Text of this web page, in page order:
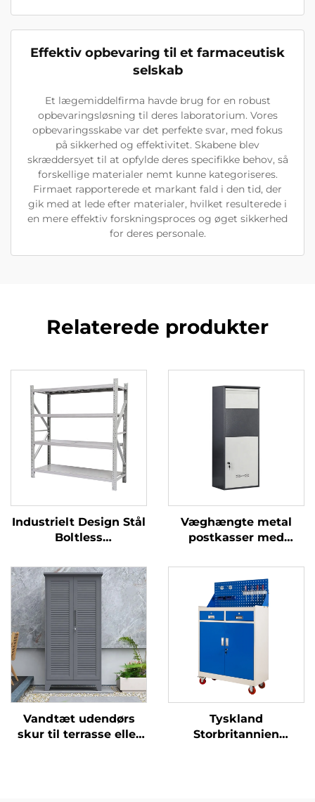
Effektiv opbevaring til et farmaceutisk
selskab
Et lægemiddelfirma havde brug for en robust
opbevaringsløsning til deres laboratorium. Vores
opbevaringsskabe var det perfekte svar, med fokus
på sikkerhed og effektivitet. Skabene blev
skræddersyet til at opfylde deres specifikke behov, så
forskellige materialer nemt kunne kategoriseres.
Firmaet rapporterede et markant fald i den tid, der
gik med at lede efter materialer, hvilket resulterede i
en mere effektiv forskningsproces og øget sikkerhed
for deres personale.
Relaterede produkter
Industrielt Design Stål
Boltless
Hylde Lagerstativ
Garagehylder Metal
Mellemtynde Hylde
Væghængte metal
postkasser med
sikker opbevaring til
pakker med
kombinationslås
Vandtæt udendørs
skur til terrasse eller
Tyskland
Storbritannien